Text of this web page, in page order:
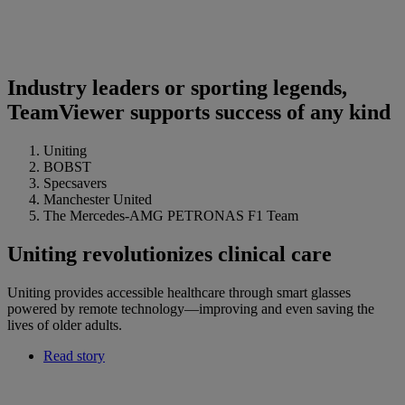
Industry leaders or sporting legends,
TeamViewer supports success of any kind
Uniting
BOBST
Specsavers
Manchester United
The Mercedes-AMG PETRONAS F1 Team
Uniting revolutionizes clinical care
Uniting provides accessible healthcare through smart glasses
powered by remote technology—improving and even saving the
lives of older adults.
Read story